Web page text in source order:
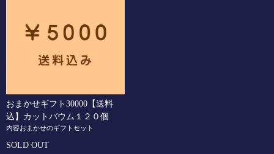
おまかせギフト30000【送料
込】カットバウム１２０個
内容おまかせのギフトセット
SOLD OUT